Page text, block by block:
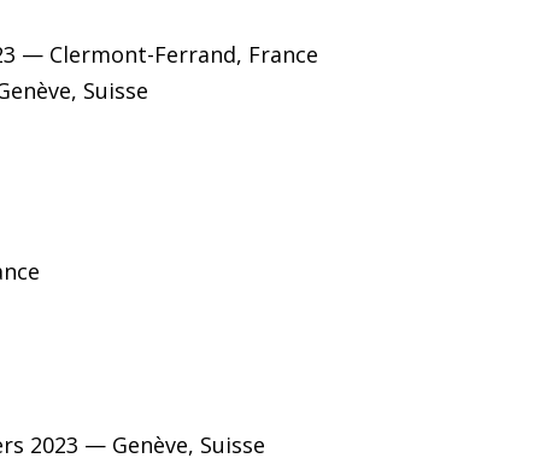
— Clermont-Ferrand, France
Suisse
2023 — Genève, Suisse